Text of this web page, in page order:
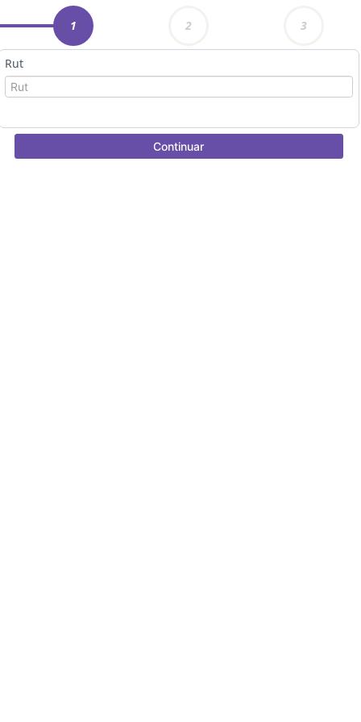
1 2 3
Rut
Continuar